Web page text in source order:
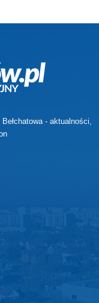
- aktualności,